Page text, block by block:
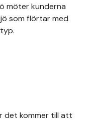
möter kunderna
som flörtar med
det kommer till att